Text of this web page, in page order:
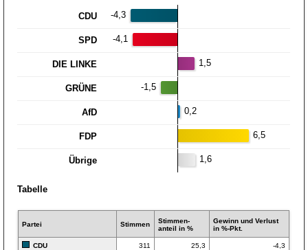
CDU -4,3
SPD -4,1
DIE LINKE 1,5
GRÜNE -1,5
AfD 0,2
FDP 6,5
Übrige 1,6
Tabelle
Partei Stimmen
Stimmen­
anteil in %
Gewinn und Verlust
in %-Pkt.
CDU 311 25,3 -4,3